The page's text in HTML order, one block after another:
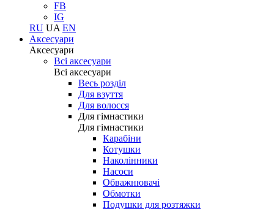
FB
IG
RU UA EN
Аксесуари
Аксесуари
Всі аксесуари
Всі аксесуари
Весь розділ
Для взуття
Для волосся
Для гімнастики
Для гімнастики
Карабіни
Котушки
Наколінники
Насоси
Обважнювачі
Обмотки
Подушки для розтяжки